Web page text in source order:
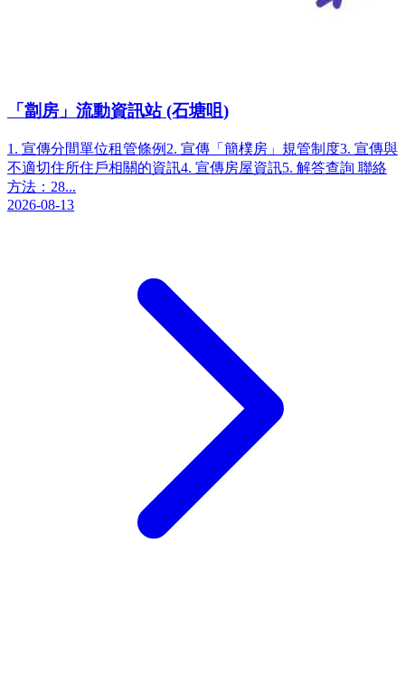
「劏房」流動資訊站 (石塘咀)
1. 宣傳分間單位租管條例2. 宣傳「簡樸房」規管制度3. 宣傳與
不適切住所住戶相關的資訊4. 宣傳房屋資訊5. 解答查詢 聯絡
方法：28...
2026-08-13